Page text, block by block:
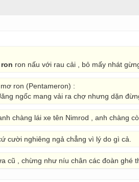
ron ron nấu với rau cải , bỏ mấy nhát
ron (Pentameron) :
ngốc mang vải ra chợ nhưng dặn
chàng lái xe tên Nimrod , anh chàng
cười nghiêng ngả chẳng vì lý do gì cả.
cũ , chừng như níu chân các đoàn ghé